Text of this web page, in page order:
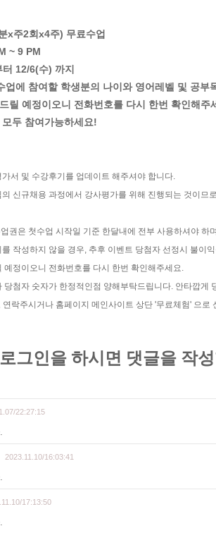
x주2회x4주) 무료수업
~ 9 PM
12/6(수) 까지
업에 참여할 학생분의 나이와 영어레벨 및 공부
릴 예정이오니 전화번호를 다시 한번 확인해주
두 참여가능하세요!
서 및 수강후기를 업데이트 해주셔야 합니다.
신규채용 과정에서 강사평가를 위해 진행되는 것이므
권은 첫수업 시작일 기준 한달내에 전부 사용하셔야 하
작성하지 않을 경우, 추후 이벤트 당첨자 선정시 불이
예정이오니 전화번호를 다시 한번 확인해주세요.
당첨자 숫자가 한정적인점 양해부탁드립니다. 안타깝
락주시거나 홈페이지 메인사이트 상단 '무료체험' 으로